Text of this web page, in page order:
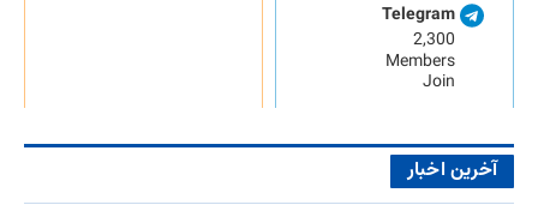
Telegram
2,300
Members
Join
آخرین اخبار